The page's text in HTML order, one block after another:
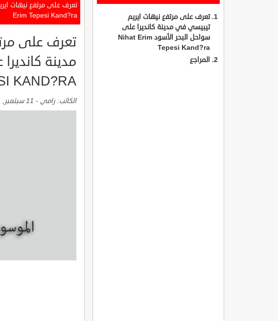
تعرف على مرتفع نيهات ايريم
تيبيسي في مدينة كانديرا على
سواحل البحر الأسود Nihat Erim
Tepesi Kand?ra
المراجع
Erim Tepesi Kand?ra
تعرف على
KAND?RA
الكاتب: رامي - 11 سبتمبر, 2021